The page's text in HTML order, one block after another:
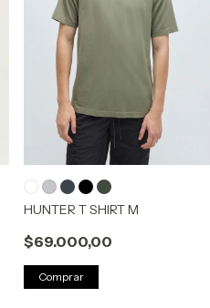
HUNTER T SHIRT M
$69.000,00
Comprar